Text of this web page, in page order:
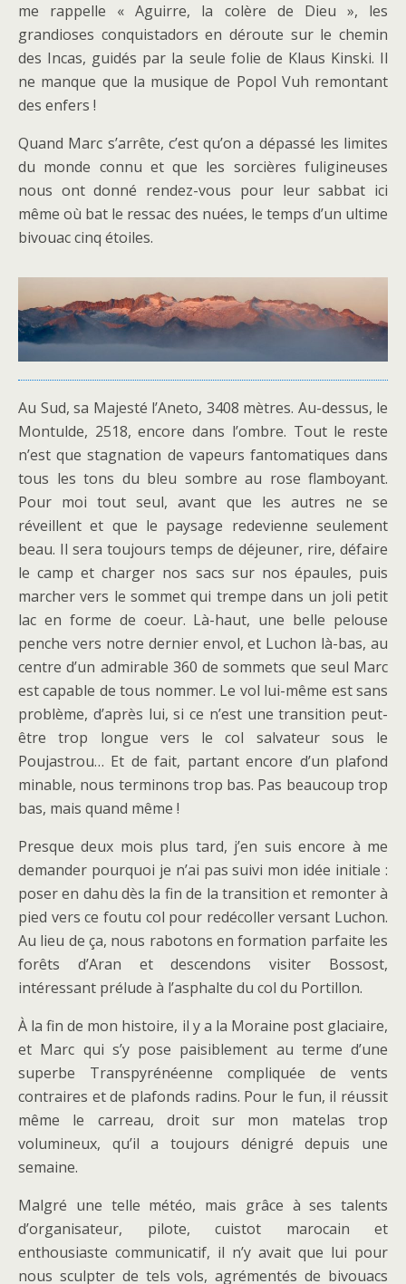
me rappelle « Aguirre, la colère de Dieu », les
grandioses conquistadors en déroute sur le chemin
des Incas, guidés par la seule folie de Klaus Kinski. Il
ne manque que la musique de Popol Vuh remontant
des enfers !
Quand Marc s’arrête, c’est qu’on a dépassé les limites
du monde connu et que les sorcières fuligineuses
nous ont donné rendez-vous pour leur sabbat ici
même où bat le ressac des nuées, le temps d’un ultime
bivouac cinq étoiles.
Au Sud, sa Majesté l’Aneto, 3408 mètres. Au-dessus, le
Montulde, 2518, encore dans l’ombre. Tout le reste
n’est que stagnation de vapeurs fantomatiques dans
tous les tons du bleu sombre au rose flamboyant.
Pour moi tout seul, avant que les autres ne se
réveillent et que le paysage redevienne seulement
beau. Il sera toujours temps de déjeuner, rire, défaire
le camp et charger nos sacs sur nos épaules, puis
marcher vers le sommet qui trempe dans un joli petit
lac en forme de coeur. Là-haut, une belle pelouse
penche vers notre dernier envol, et Luchon là-bas, au
centre d’un admirable 360 de sommets que seul Marc
est capable de tous nommer. Le vol lui-même est sans
problème, d’après lui, si ce n’est une transition peut-
être trop longue vers le col salvateur sous le
Poujastrou… Et de fait, partant encore d’un plafond
minable, nous terminons trop bas. Pas beaucoup trop
bas, mais quand même !
Presque deux mois plus tard, j’en suis encore à me
demander pourquoi je n’ai pas suivi mon idée initiale :
poser en dahu dès la fin de la transition et remonter à
pied vers ce foutu col pour redécoller versant Luchon.
Au lieu de ça, nous rabotons en formation parfaite les
forêts d’Aran et descendons visiter Bossost,
intéressant prélude à l’asphalte du col du Portillon.
À la fin de mon histoire, il y a la Moraine post glaciaire,
et Marc qui s’y pose paisiblement au terme d’une
superbe Transpyrénéenne compliquée de vents
contraires et de plafonds radins. Pour le fun, il réussit
même le carreau, droit sur mon matelas trop
volumineux, qu’il a toujours dénigré depuis une
semaine.
Malgré une telle météo, mais grâce à ses talents
d’organisateur, pilote, cuistot marocain et
enthousiaste communicatif, il n’y avait que lui pour
nous sculpter de tels vols, agrémentés de bivouacs